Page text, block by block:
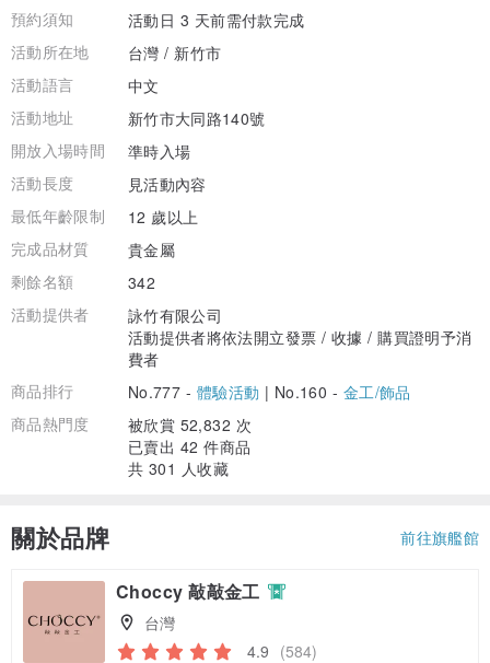
預約須知
活動日 3 天前需付款完成
活動所在地
台灣 / 新竹市
活動語言
中文
活動地址
新竹市大同路140號
開放入場時間
準時入場
活動長度
見活動內容
最低年齡限制
12 歲以上
完成品材質
貴金屬
剩餘名額
342
活動提供者
詠竹有限公司
活動提供者將依法開立發票 / 收據 / 購買證明予消
費者
商品排行
No.777 - 體驗活動 | No.160 - 金工/飾品
商品熱門度
被欣賞 52,832 次
已賣出 42 件商品
共 301 人收藏
關於品牌 前往旗艦館
Choccy 敲敲金工
台灣
4.9 (584)